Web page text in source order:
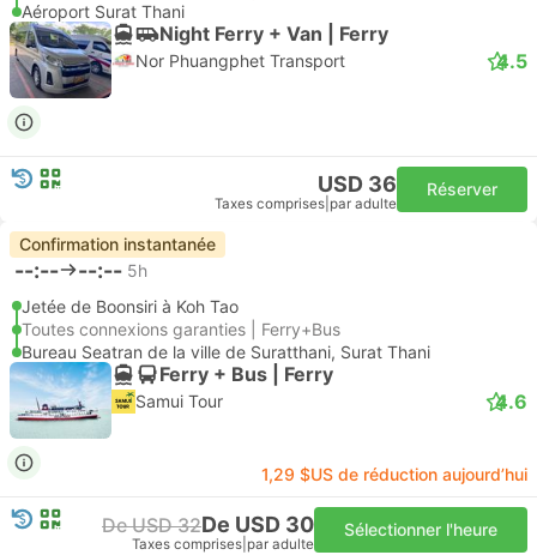
Aéroport Surat Thani
Night Ferry + Van | Ferry
Nor Phuangphet Transport 4.5
USD 36
Taxes comprises par adulte
Réserver
Confirmation instantanée
--:-- --:-- 5h
Jetée de Boonsiri à Koh Tao
Toutes connexions garanties | Ferry+Bus
Bureau Seatran de la ville de Suratthani, Surat Thani
Ferry + Bus | Ferry
Samui Tour 4.6
1,29 $US de réduction aujourd’hui
De USD 32De USD 30
Taxes comprises par adulte
Sélectionner l'heure